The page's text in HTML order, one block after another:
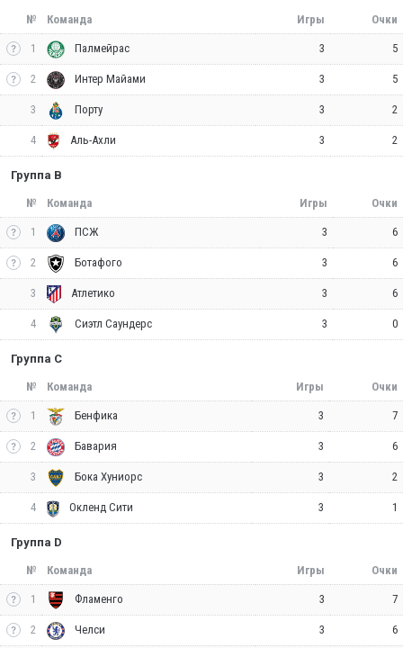
№ Команда Игры Очки
1 Палмейрас 3 5
2 Интер Майами 3 5
3 Порту 3 2
4 Аль-Ахли 3 2
Группа B
№ Команда Игры Очки
1 ПСЖ 3 6
2 Ботафого 3 6
3 Атлетико 3 6
4 Сиэтл Саундерс 3 0
Группа C
№ Команда Игры Очки
1 Бенфика 3 7
2 Бавария 3 6
3 Бока Хуниорс 3 2
4 Окленд Сити 3 1
Группа D
№ Команда Игры Очки
1 Фламенго 3 7
2 Челси 3 6